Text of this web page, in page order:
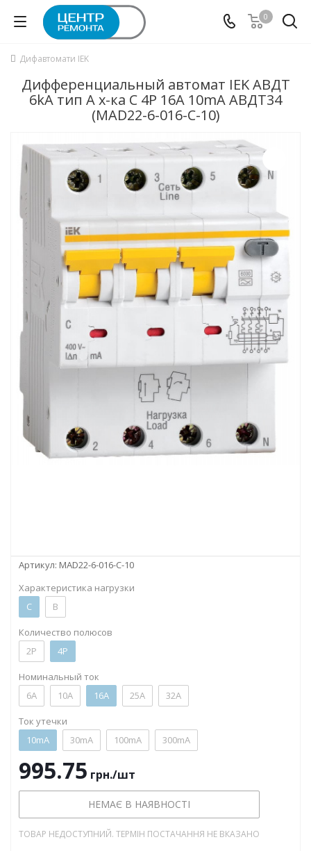
0
Дифавтомати IEK
Дифференциальный автомат IEK АВДТ
6kA тип А х-ка C 4P 16А 10mA АВДТ34
(MAD22-6-016-C-10)
Артикул: MAD22-6-016-C-10
Характеристика нагрузки
C
B
Количество полюсов
2P
4P
Номинальный ток
6А
10А 16А 25А 32А
Ток утечки
10mA
30mA 100mA 300mA
995.75 грн./шт
НЕМАЄ В НАЯВНОСТІ
ТОВАР НЕДОСТУПНИЙ. ТЕРМІН ПОСТАЧАННЯ НЕ ВКАЗАНО